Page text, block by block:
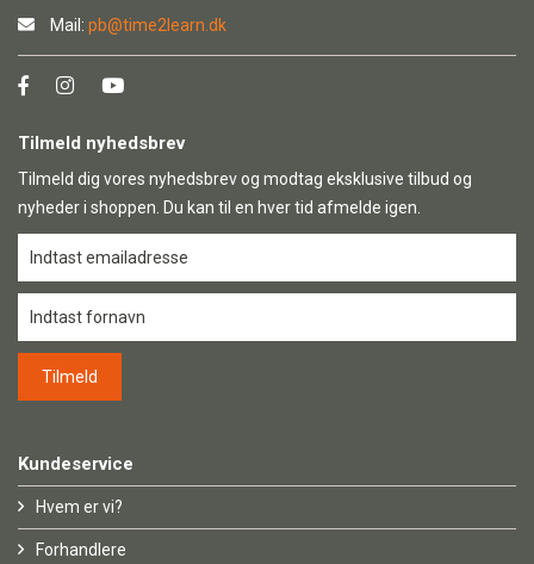
Mail: pb@time2learn.dk
Tilmeld nyhedsbrev
Tilmeld dig vores nyhedsbrev og modtag eksklusive tilbud og
nyheder i shoppen. Du kan til en hver tid afmelde igen.
Kundeservice
Hvem er vi?
Forhandlere